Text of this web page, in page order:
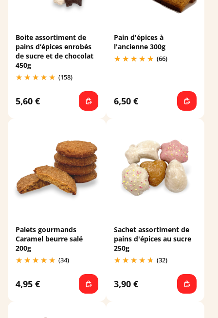
Boite assortiment de
pains d’épices enrobés
de sucre et de chocolat
450g
(158)
5,60 €
Pain d'épices à
l'ancienne 300g
(66)
6,50 €
Palets gourmands
Caramel beurre salé
200g
(34)
4,95 €
Sachet assortiment de
pains d'épices au sucre
250g
(32)
3,90 €